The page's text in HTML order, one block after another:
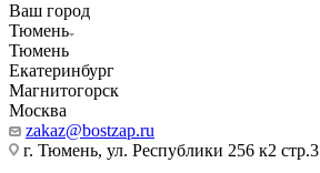
Ваш город
Тюмень
Тюмень
Екатеринбург
Магнитогорск
Москва
zakaz@bostzap.ru
г. Тюмень, ул. Республики 256 к2 стр.3